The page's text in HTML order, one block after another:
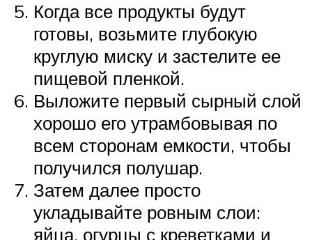
Когда все продукты будут
готовы, возьмите глубокую
круглую миску и застелите ее
пищевой пленкой.
Выложите первый сырный слой
хорошо его утрамбовывая по
всем сторонам емкости, чтобы
получился полушар.
Затем далее просто
укладывайте ровным слои:
яйца, огурцы с креветками и